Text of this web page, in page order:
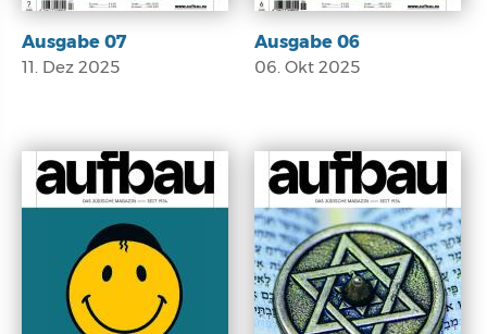
Ausgabe 07
11. Dez 2025
Ausgabe 06
06. Okt 2025